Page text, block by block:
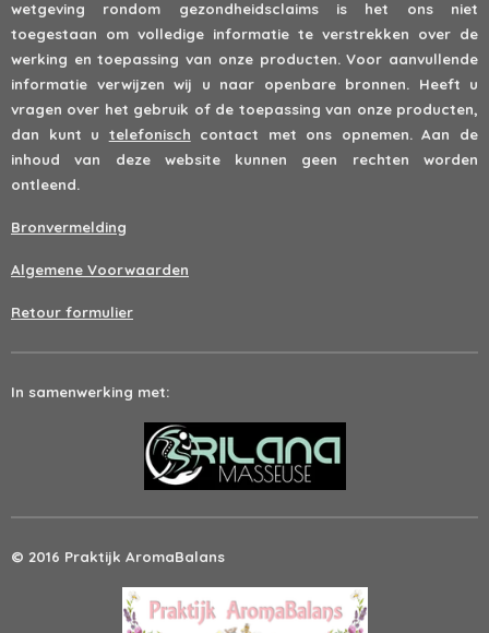
wetgeving rondom gezondheidsclaims is het ons niet
toegestaan om volledige informatie te verstrekken over de
werking en toepassing van onze producten. Voor aanvullende
informatie verwijzen wij u naar openbare bronnen. Heeft u
vragen over het gebruik of de toepassing van onze producten,
dan kunt u telefonisch contact met ons opnemen. Aan de
inhoud van deze website kunnen geen rechten worden
ontleend.
Bronvermelding
Algemene Voorwaarden
Retour formulier
In samenwerking met:
© 2016 Praktijk AromaBalans